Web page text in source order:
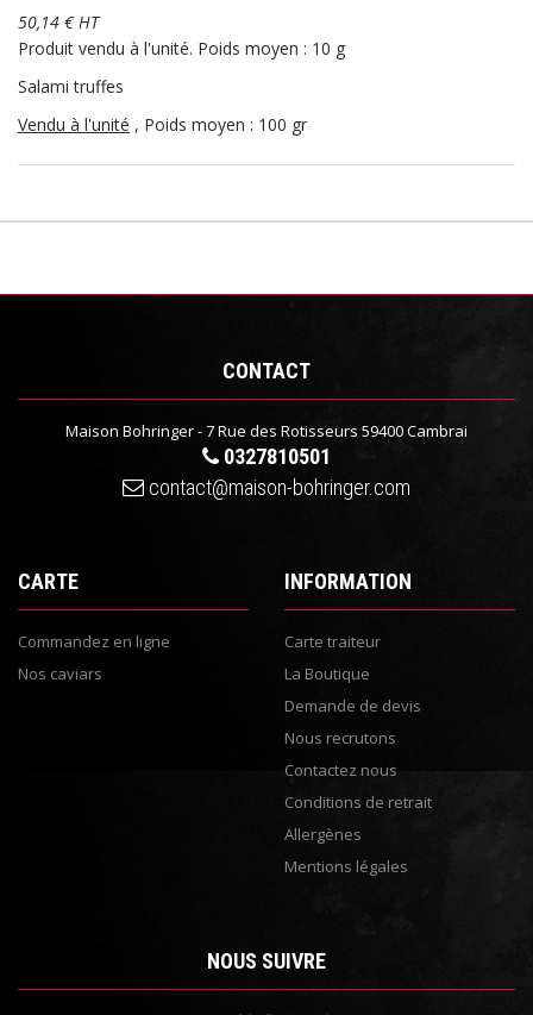
50,14 € HT
Produit vendu à l'unité. Poids moyen : 10 g
Salami truffes
Vendu à l'unité , Poids moyen : 100 gr
CONTACT
Maison Bohringer - 7 Rue des Rotisseurs 59400 Cambrai
0327810501
contact@maison-bohringer.com
CARTE
Commandez en ligne
Nos caviars
INFORMATION
Carte traiteur
La Boutique
Demande de devis
Nous recrutons
Contactez nous
Conditions de retrait
Allergènes
Mentions légales
NOUS SUIVRE